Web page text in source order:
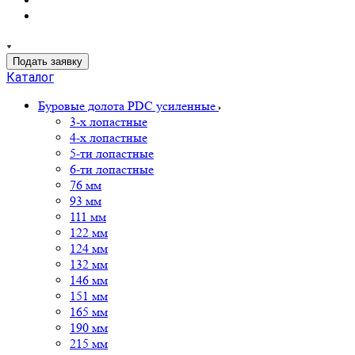
Подать заявку
Каталог
Буровые долота PDC усиленные
3-х лопастные
4-х лопастные
5-ти лопастные
6-ти лопастные
76 мм
93 мм
111 мм
122 мм
124 мм
132 мм
146 мм
151 мм
165 мм
190 мм
215 мм